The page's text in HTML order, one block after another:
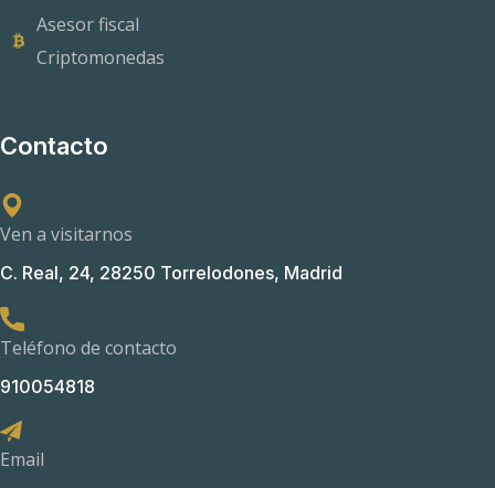
Asesor fiscal
Criptomonedas
Contacto
Ven a visitarnos
C. Real, 24, 28250 Torrelodones, Madrid
Teléfono de contacto
910054818
Email